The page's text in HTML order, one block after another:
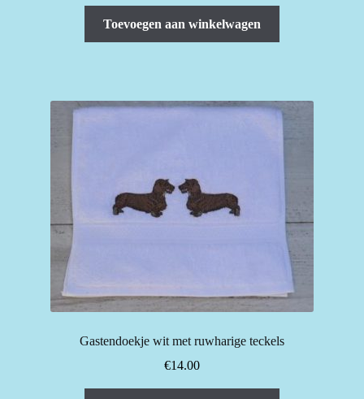
Toevoegen aan winkelwagen
Gastendoekje wit met ruwharige teckels
€14.00